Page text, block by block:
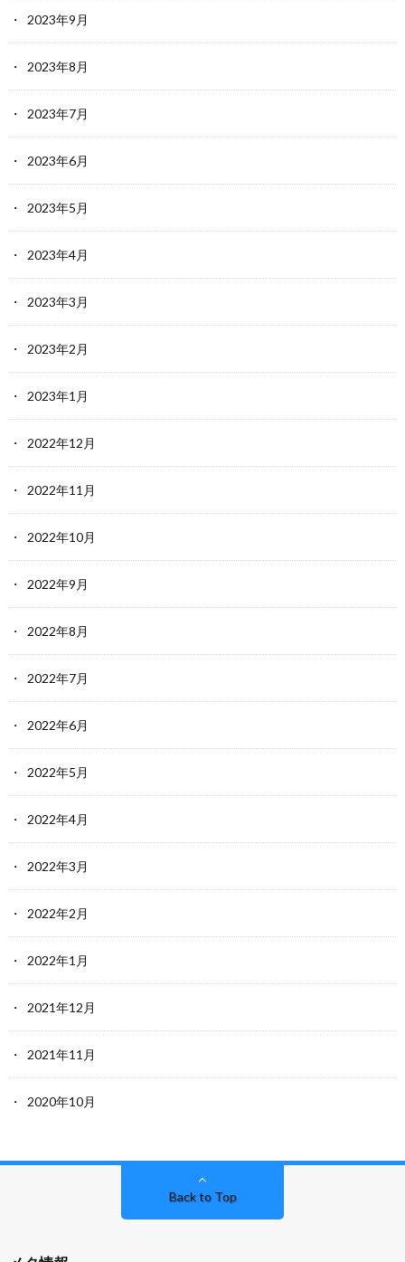
2023年9月
2023年8月
2023年7月
2023年6月
2023年5月
2023年4月
2023年3月
2023年2月
2023年1月
2022年12月
2022年11月
2022年10月
2022年9月
2022年8月
2022年7月
2022年6月
2022年5月
2022年4月
2022年3月
2022年2月
2022年1月
2021年12月
2021年11月
2020年10月
Back to Top